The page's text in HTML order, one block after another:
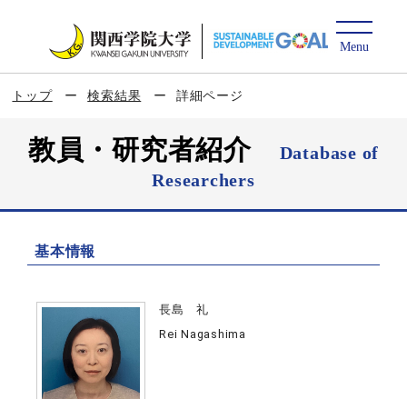
トップ 検索結果 詳細ページ
教員・研究者紹介
Database of
Researchers
基本情報
長島 礼
Rei Nagashima